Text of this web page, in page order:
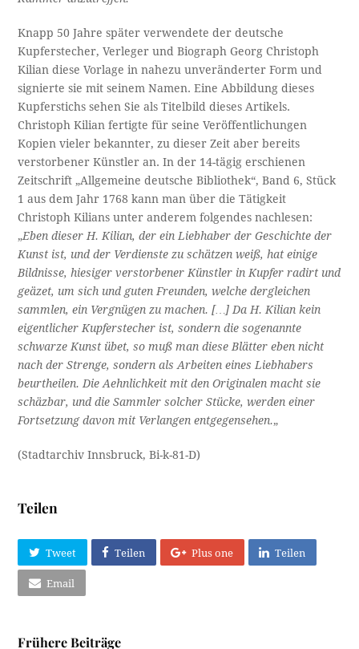
Knapp 50 Jahre später verwendete der deutsche
Kupferstecher, Verleger und Biograph Georg Christoph
Kilian diese Vorlage in nahezu unveränderter Form und
signierte sie mit seinem Namen. Eine Abbildung dieses
Kupferstichs sehen Sie als Titelbild dieses Artikels.
Christoph Kilian fertigte für seine Veröffentlichungen
Kopien vieler bekannter, zu dieser Zeit aber bereits
verstorbener Künstler an. In der 14-tägig erschienen
Zeitschrift „Allgemeine deutsche Bibliothek“, Band 6, Stück
1 aus dem Jahr 1768 kann man über die Tätigkeit
Christoph Kilians unter anderem folgendes nachlesen:
„Eben dieser H. Kilian, der ein Liebhaber der Geschichte der
Kunst ist, und der Verdienste zu schätzen weiß, hat einige
Bildnisse, hiesiger verstorbener Künstler in Kupfer radirt und
geäzet, um sich und guten Freunden, welche dergleichen
sammlen, ein Vergnügen zu machen. […] Da H. Kilian kein
eigentlicher Kupferstecher ist, sondern die sogenannte
schwarze Kunst übet, so muß man diese Blätter eben nicht
nach der Strenge, sondern als Arbeiten eines Liebhabers
beurtheilen. Die Aehnlichkeit mit den Originalen macht sie
schäzbar, und die Sammler solcher Stücke, werden einer
Fortsetzung davon mit Verlangen entgegensehen.„
(Stadtarchiv Innsbruck, Bi-k-81-D)
Teilen
Tweet Teilen Plus one Teilen
Email
Frühere Beiträge